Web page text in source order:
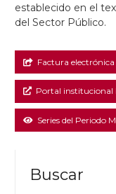
establecido en el
del Sector Público.
Factura electrónica
Portal institucional
Series del Periodo
Buscar